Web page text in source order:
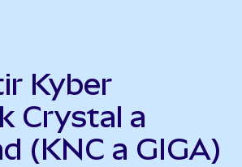
Kyber
Crystal a
(KNC a GIGA)